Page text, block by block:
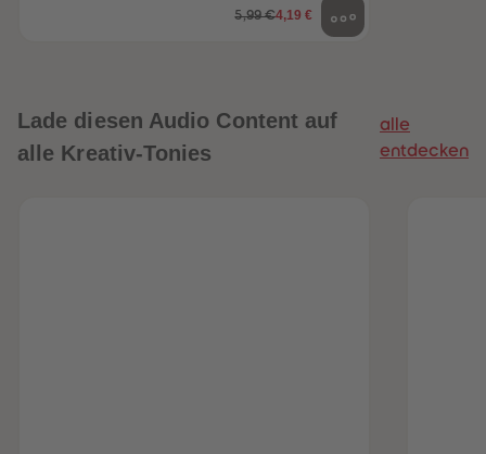
5,99 €4,19 €
Lade diesen Audio Content auf
alle Kreativ-Tonies
alle
entdecken